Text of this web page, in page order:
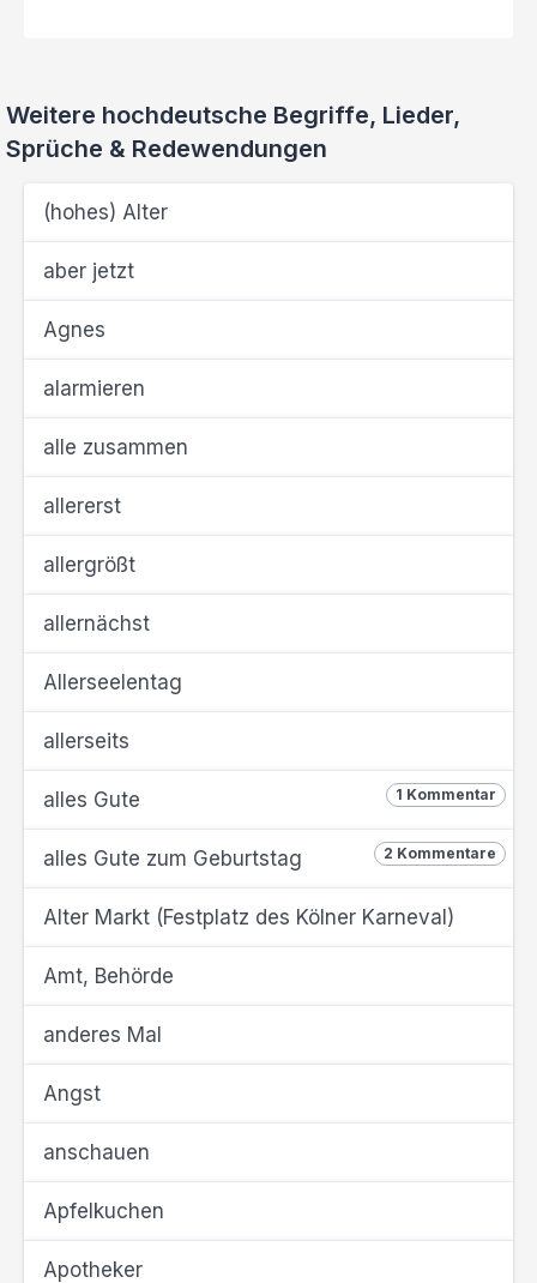
Weitere hochdeutsche Begriffe, Lieder,
Sprüche & Redewendungen
(hohes) Alter
aber jetzt
Agnes
alarmieren
alle zusammen
allererst
allergrößt
allernächst
Allerseelentag
allerseits
1 Kommentar
alles Gute
2 Kommentare
alles Gute zum Geburtstag
Alter Markt (Festplatz des Kölner Karneval)
Amt, Behörde
anderes Mal
Angst
anschauen
Apfelkuchen
Apotheker